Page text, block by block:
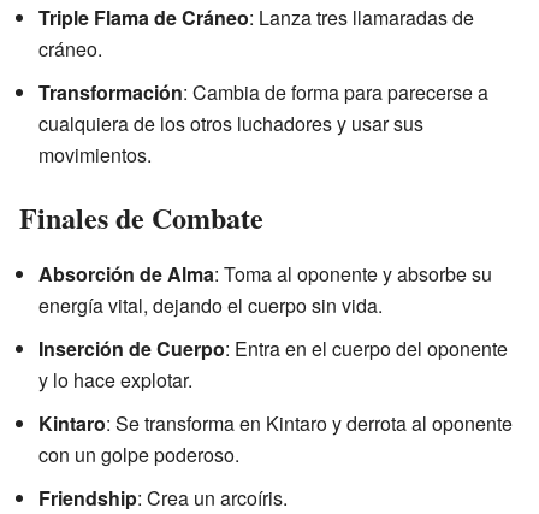
Triple Flama de Cráneo: Lanza tres llamaradas de
cráneo.
Transformación: Cambia de forma para parecerse a
cualquiera de los otros luchadores y usar sus
movimientos.
Finales de Combate
Absorción de Alma: Toma al oponente y absorbe su
energía vital, dejando el cuerpo sin vida.
Inserción de Cuerpo: Entra en el cuerpo del oponente
y lo hace explotar.
Kintaro: Se transforma en Kintaro y derrota al oponente
con un golpe poderoso.
Friendship: Crea un arcoíris.